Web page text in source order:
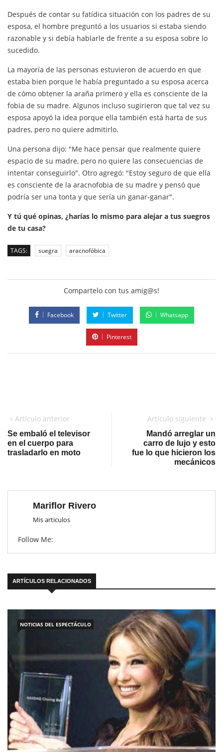
Después de contar su fatídica situación con los padres de su
esposa, el hombre preguntó a los usuarios si estaba siendo
razonable y si debía hablarle de frente a su esposa sobre lo
sucedido.
La mayoría de las personas estuvieron de acuerdo en que
estaba bien porque le había preguntado a su esposa acerca
de cómo obtener la araña primero y ella es consciente de la
fobia de su madre. Algunos incluso sugirieron que tal vez su
esposa apoyó la idea porque ella también está harta de sus
padres, pero no quiere admitirlo.
Una persona dijo: "Me hace pensar que realmente quiere
espacio de su madre, pero no quiere las consecuencias de
intentar conseguirlo". Otro agregó: "Estoy seguro de que ella
es consciente de la aracnofobia de su madre y pensó que
podría ser una tonta y que sería un ganar-ganar".
Y tú qué opinas, ¿harías lo mismo para alejar a tus suegros
de tu casa?
TAGS: suegra aracnofóbica
Compartelo con tus amig@s!
Facebook Twitter Whatsapp
Pinterest
Artículo anterior
Se embaló el televisor
en el cuerpo para
trasladarlo en moto
Artículo siguiente
Mandó arreglar un
carro de lujo y esto
fue lo que hicieron los
mecánicos
Mariflor Rivero
Mis articulos
Follow Me:
ARTÍCULOS RELACIONADOS
NOTICIAS DEL ESPECTÁCULO